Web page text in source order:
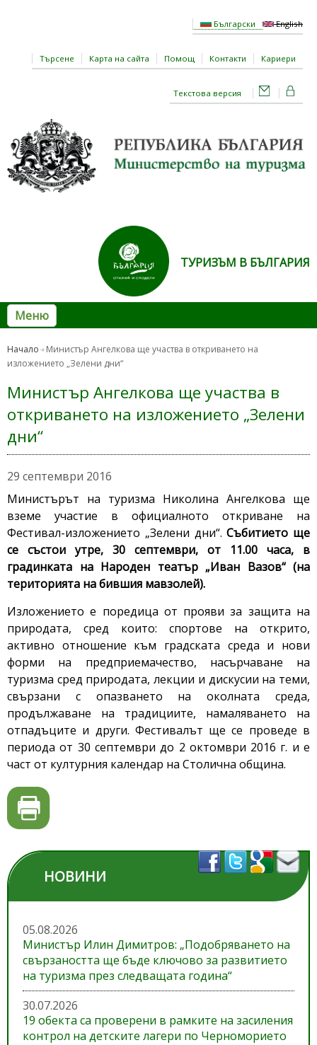
Български English
Търсене Карта на сайта Помощ Контакти Кариери
Текстова версия
ТУРИЗЪМ В БЪЛГАРИЯ
Меню
Начало
Министър Ангелкова ще участва в откриването на
изложението „Зелени дни“
Министър Ангелкова ще участва в
откриването на изложението „Зелени
дни“
29 септември 2016
Министърът на туризма Николина Ангелкова ще
вземе участие в официалното откриване на
Фестивал-изложението „Зелени дни“.Събитието ще
се състои утре, 30 септември, от 11.00 часа, в
градинката на Народен театър „Иван Вазов“ (на
територията на бившия мавзолей).
Изложението е поредица от прояви за защита на
природата, сред които: спортове на открито,
активно отношение към градската среда и нови
форми на предприемачество, насърчаване на
туризма сред природата, лекции и дискусии на теми,
свързани с опазването на околната среда,
продължаване на традициите, намаляването на
отпадъците и други. Фестивалът ще се проведе в
периода от 30 септември до 2 октомври 2016 г. и е
част от културния календар на Столична община.
НОВИНИ
05.08.2026
Министър Илин Димитров: „Подобряването на
свързаността ще бъде ключово за развитието
на туризма през следващата година“
30.07.2026
19 обекта са проверени в рамките на засиления
контрол на детските лагери по Черноморието